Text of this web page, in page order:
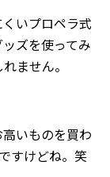
いプロペラ式
ズを使ってみ
ません。
いものを買わ
すけどね。笑